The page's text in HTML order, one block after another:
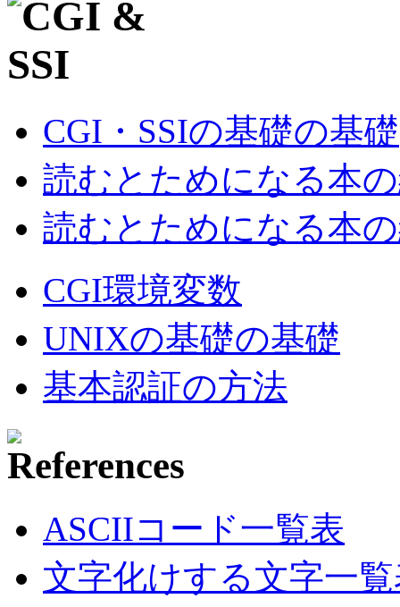
CGI・SSIの基礎の基礎
読むとためになる本
読むとためになる本
CGI環境変数
UNIXの基礎の基礎
基本認証の方法
ASCIIコード一覧表
文字化けする文字一